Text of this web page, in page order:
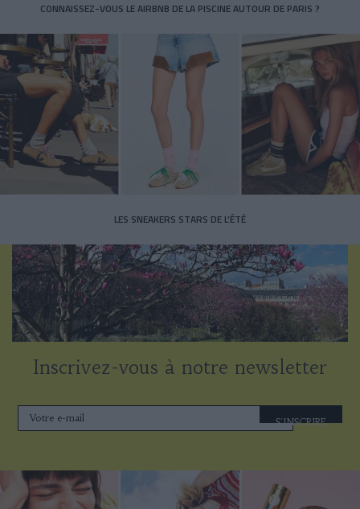
CONNAISSEZ-VOUS LE AIRBNB DE LA PISCINE AUTOUR DE PARIS ?
LES SNEAKERS STARS DE L’ÉTÉ
Inscrivez-vous à notre newsletter
S'INSCRIRE